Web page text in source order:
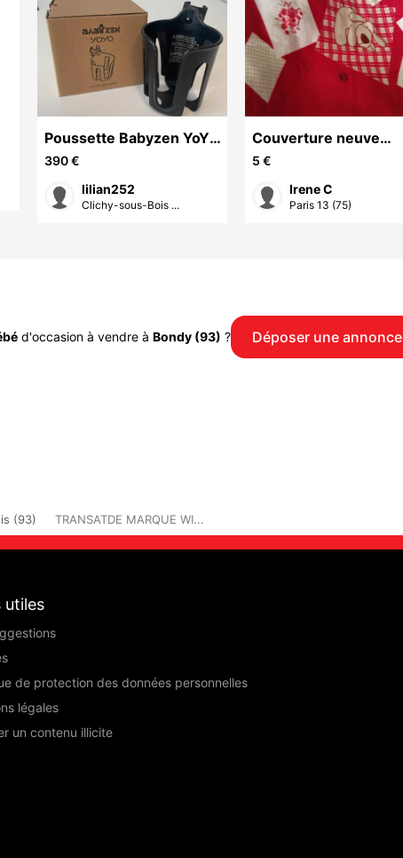
Poussette Babyzen YoYo
3 Stokke Noire Neuve
emballée
390 €
lilian252
Clichy-sous-Bois ...
Couverture neuve
enfants
5 €
Irene C
Paris 13 (75)
d'occasion à vendre à Bondy (93) ? Déposer une annonce
(93) TRANSATDE MARQUE WI...
utiles
de protection des données personnelles
légales
un contenu illicite